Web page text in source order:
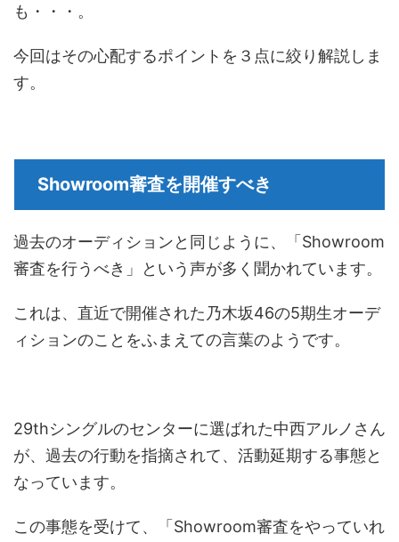
も・・・。
今回はその心配するポイントを３点に絞り解説しま
す。
Showroom審査を開催すべき
過去のオーディションと同じように、「Showroom
審査を行うべき」という声が多く聞かれています。
これは、直近で開催された乃木坂46の5期生オーデ
ィションのことをふまえての言葉のようです。
29thシングルのセンターに選ばれた中西アルノさん
が、過去の行動を指摘されて、活動延期する事態と
なっています。
この事態を受けて、「Showroom審査をやっていれ